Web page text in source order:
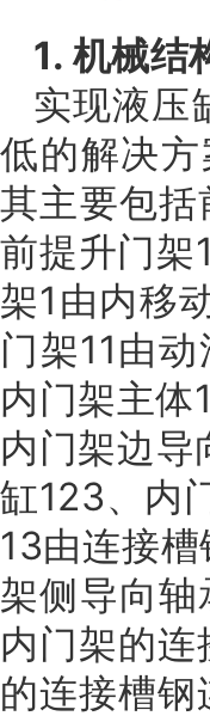
1. 机械结
实现液压
低的解决
其主要包
前提升门架
架1由内移
门架11由
内门架主体
内门架边导
缸123、内
13由连接
架侧导向
内门架的
的连接槽